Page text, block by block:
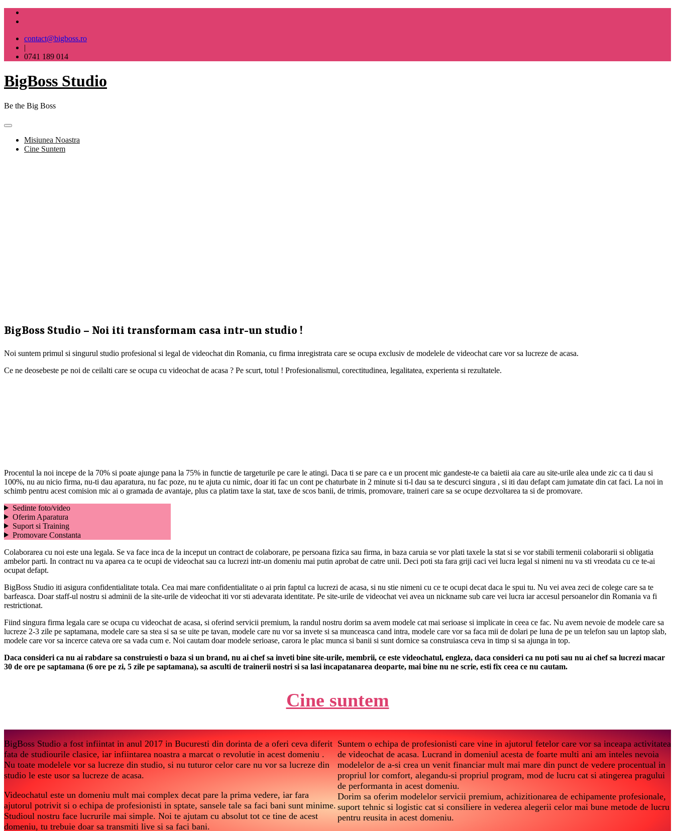
Skip
contact@bigboss.ro
|
0741 189 014
BigBoss Studio
Be the Big Boss
Misiunea Noastra
Cine Suntem
BigBoss Studio – Noi iti transformam casa intr-un studio !
Noi suntem primul si singurul studio profesional si legal de videochat din Romania, cu firma inregistrata care se ocupa exclusiv de modelele de videochat care vor sa lucreze de acasa.
Ce ne deosebeste pe noi de ceilalti care se ocupa cu videochat de acasa ? Pe scurt, totul ! Profesionalismul, corectitudinea, legalitatea, experienta si rezultatele.
Procentul la noi incepe de la 70% si poate ajunge pana la 75% in functie de targeturile pe care le atingi. Daca ti se pare ca e un procent mic gandeste-te ca baietii aia care au site-urile alea unde zic ca ti dau si
100%, nu au nicio firma, nu-ti dau aparatura, nu fac poze, nu te ajuta cu nimic, doar iti fac un cont pe chaturbate in 2 minute si ti-l dau sa te descurci singura , si iti dau defapt cam jumatate din cat faci. La noi in
schimb pentru acest comision mic ai o gramada de avantaje, plus ca platim taxe la stat, taxe de scos banii, de trimis, promovare, traineri care sa se ocupe dezvoltarea ta si de promovare.
Sedinte foto/video
Oferim Aparatura
Suport si Training
Promovare Constanta
Colaborarea cu noi este una legala. Se va face inca de la inceput un contract de colaborare, pe persoana fizica sau firma, in baza caruia se vor plati taxele la stat si se vor stabili termenii colaborarii si obligatia
ambelor parti. In contract nu va aparea ca te ocupi de videochat sau ca lucrezi intr-un domeniu mai putin aprobat de catre unii. Deci poti sta fara griji caci vei lucra legal si nimeni nu va sti vreodata cu ce te-ai
ocupat defapt.
BigBoss Studio iti asigura confidentialitate totala. Cea mai mare confidentialitate o ai prin faptul ca lucrezi de acasa, si nu stie nimeni cu ce te ocupi decat daca le spui tu. Nu vei avea zeci de colege care sa te
barfeasca. Doar staff-ul nostru si adminii de la site-urile de videochat iti vor sti adevarata identitate. Pe site-urile de videochat vei avea un nickname sub care vei lucra iar accesul persoanelor din Romania va fi
restrictionat.
Fiind singura firma legala care se ocupa cu videochat de acasa, si oferind servicii premium, la randul nostru dorim sa avem modele cat mai serioase si implicate in ceea ce fac. Nu avem nevoie de modele care sa
lucreze 2-3 zile pe saptamana, modele care sa stea si sa se uite pe tavan, modele care nu vor sa invete si sa munceasca cand intra, modele care vor sa faca mii de dolari pe luna de pe un telefon sau un laptop slab,
modele care vor sa incerce cateva ore sa vada cum e. Noi cautam doar modele serioase, carora le plac munca si banii si sunt dornice sa construiasca ceva in timp si sa ajunga in top.
Daca consideri ca nu ai rabdare sa construiesti o baza si un brand, nu ai chef sa inveti bine site-urile, membrii, ce este videochatul, engleza, daca consideri ca nu poti sau nu ai chef sa lucrezi macar
30 de ore pe saptamana (6 ore pe zi, 5 zile pe saptamana), sa asculti de trainerii nostri si sa lasi incapatanarea deoparte, mai bine nu ne scrie, esti fix ceea ce nu cautam.
Cine suntem
BigBoss Studio a fost infiintat in anul 2017 in Bucuresti din dorinta de a oferi ceva diferit
fata de studiourile clasice, iar infiintarea noastra a marcat o revolutie in acest domeniu .
Nu toate modelele vor sa lucreze din studio, si nu tuturor celor care nu vor sa lucreze din
studio le este usor sa lucreze de acasa.
Videochatul este un domeniu mult mai complex decat pare la prima vedere, iar fara
ajutorul potrivit si o echipa de profesionisti in sptate, sansele tale sa faci bani sunt minime.
Studioul nostru face lucrurile mai simple. Noi te ajutam cu absolut tot ce tine de acest
domeniu, tu trebuie doar sa transmiti live si sa faci bani.
Suntem o echipa de profesionisti care vine in ajutorul fetelor care vor sa inceapa activitatea
de videochat de acasa. Lucrand in domeniul acesta de foarte multi ani am inteles nevoia
modelelor de a-si crea un venit financiar mult mai mare din punct de vedere procentual in
propriul lor comfort, alegandu-si propriul program, mod de lucru cat si atingerea pragului
de performanta in acest domeniu.
Dorim sa oferim modelelor servicii premium, achizitionarea de echipamente profesionale,
suport tehnic si logistic cat si consiliere in vederea alegerii celor mai bune metode de lucru
pentru reusita in acest domeniu.